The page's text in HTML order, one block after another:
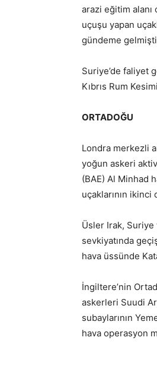
arazi eğitim alanı
uçuşu yapan
gündeme
Suriye’de faliyet
Kıbrıs Rum
ORTADOĞU
Londra merkezli
yoğun askeri
(BAE) Al Minhad
uçaklarının ikinci
Üsler Irak, Suriye
sevkiyatında
hava üssünde
İngiltere’nin
askerleri Suudi
subaylarının
hava operasyon